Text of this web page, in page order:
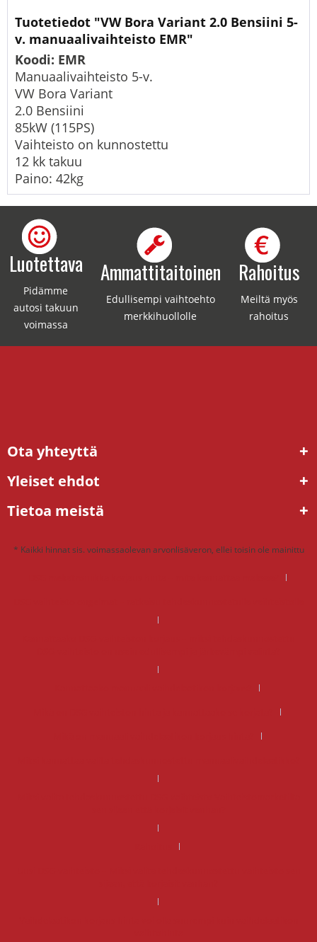
Tuotetiedot "VW Bora Variant 2.0 Bensiini 5-
v. manuaalivaihteisto EMR"
Koodi: EMR
Manuaalivaihteisto 5-v.
VW Bora Variant
2.0 Bensiini
85kW (115PS)
Vaihteisto on kunnostettu
12 kk takuu
Paino: 42kg
Luotettava
Pidämme
autosi takuun
voimassa
Ammattitaitoinen
Edullisempi vaihtoehto
merkkihuollolle
Rahoitus
Meiltä myös
rahoitus
Ota yhteyttä
Yleiset ehdot
Tietoa meistä
* Kaikki hinnat sis. voimassaolevan arvonlisäveron, ellei toisin ole mainittu